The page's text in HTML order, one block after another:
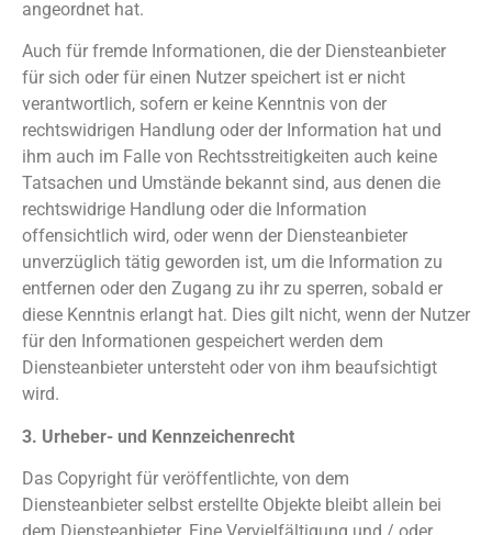
angeordnet hat.
Auch für fremde Informationen, die der Diensteanbieter
für sich oder für einen Nutzer speichert ist er nicht
verantwortlich, sofern er keine Kenntnis von der
rechtswidrigen Handlung oder der Information hat und
ihm auch im Falle von Rechtsstreitigkeiten auch keine
Tatsachen und Umstände bekannt sind, aus denen die
rechtswidrige Handlung oder die Information
offensichtlich wird, oder wenn der Diensteanbieter
unverzüglich tätig geworden ist, um die Information zu
entfernen oder den Zugang zu ihr zu sperren, sobald er
diese Kenntnis erlangt hat. Dies gilt nicht, wenn der Nutzer
für den Informationen gespeichert werden dem
Diensteanbieter untersteht oder von ihm beaufsichtigt
wird.
3. Urheber- und Kennzeichenrecht
Das Copyright für veröffentlichte, von dem
Diensteanbieter selbst erstellte Objekte bleibt allein bei